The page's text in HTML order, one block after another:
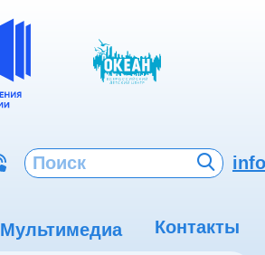
Мультимедиа
Контакты